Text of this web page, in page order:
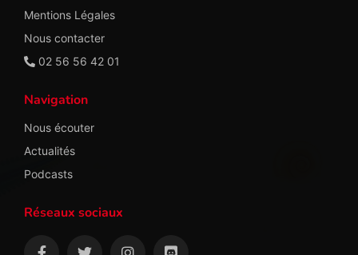
Mentions Légales
Nous contacter
02 56 56 42 01
Navigation
Nous écouter
Actualités
Podcasts
Réseaux sociaux